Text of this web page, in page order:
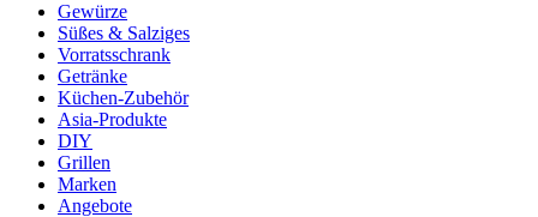
Gewürze
Süßes & Salziges
Vorratsschrank
Getränke
Küchen-Zubehör
Asia-Produkte
DIY
Grillen
Marken
Angebote